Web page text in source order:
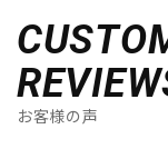
お客様の声